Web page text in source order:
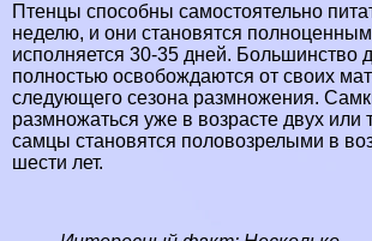
Птенцы способны самостоятельно
неделю, и они становятся
исполняется 30-35 дней. Большинство
полностью освобождаются от своих
следующего сезона размножения.
размножаться уже в возрасте двух или
самцы становятся пoлoвoзрелыми в
шести лет.